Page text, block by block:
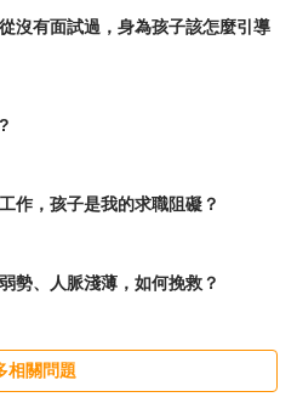
沒有面試過，身為孩子該怎麼引導
作，孩子是我的求職阻礙？
勢、人脈淺薄，如何挽救？
相關問題